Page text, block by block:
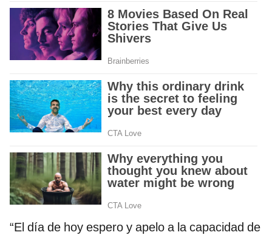
“El día de hoy espero y apelo a la capacidad de